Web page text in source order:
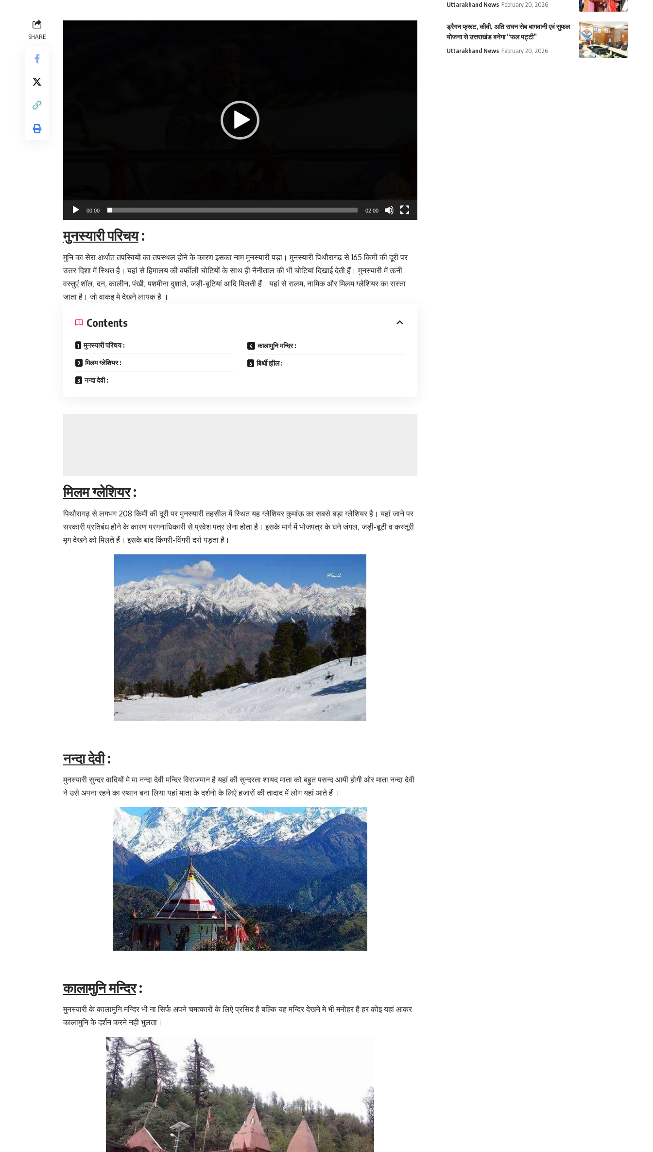
SHARE
00:00 02:00
मुनस्यारी परिचय:
मुनि का सेरा अर्थात तपस्वियों का तपस्थल होने के कारण इसका नाम मुनस्यारी पड़ा। मुनस्यारी पिथौरागढ़ से 165 किमी की दूरी पर
उत्तर दिशा में स्थित है। यहां से हिमालय की बर्फीली चोटियों के साथ ही नैनीताल की भी चोटियां दिखाई देती हैं। मुनस्यारी में ऊनी
वस्तुएं शाॅल, दन, कालीन, पंखी, पशमीना दुशाले, जड़ी-बूटियां आदि मिलती हैं। यहां से रालम, नामिक और मिलम ग्लेशियर का रास्ता
जाता है। जो वाकइ मे देखने लायक है ।
Contents
मुनस्यारी परिचय :
मिलम ग्लेशियर :
नन्दा देवी :
कालामुनि मन्दिर :
बिर्थी झील :
मिलम ग्लेशियर:
पिथौरागढ़ से लगभग 208 किमी की दूरी पर मुनस्यारी तहसील में स्थित यह ग्लेशियर कुमांऊ का सबसे बड़ा ग्लेशियर है। यहां जाने पर
सरकारी प्रतिबंध होेने के कारण परगनाधिकारी से प्रवेश पत्र लेना होता है। इसके मार्ग में भोजपत्र के घने जंगल, जड़ी-बूटी व कस्तूरी
मृग देखने को मिलते हैं। इसके बाद किंगरी-विंगरी दर्रा पड़ता है।
नन्दा देवी:
मुनस्यारी सुन्दर वादियों मे मा नन्दा देवी मन्दिर विराजमान है यहां की सुन्दरता शायद माता को बहुत पसन्द आयी होगी ओर माता नन्दा देवी
ने उसे अपना रहने का स्थान बना लिया यहां माता के दर्शनो के लिऐ हजारों की तादाद में लोग यहां आते हैं ।
कालामुनि मन्दिर:
मुनस्यारी के कालामुनि मन्दिर भी ना सिर्फ अपने चमत्कारों के लिऐ प्रसिद है बल्कि यह मन्दिर देखने मे भी मनोहर है हर कोइ यहां आकर
कालामुनि के दर्शन करने नही भुलता।
Uttarakhand News February 20, 2026
ड्रैगन फ्रूट, कीवी, अति सघन सेब बागवानी एवं सुफल
योजना से उत्तराखंड बनेगा “फल पट्टी”
Uttarakhand News February 20, 2026